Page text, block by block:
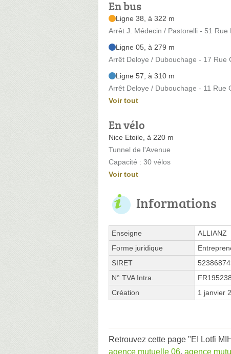
En bus
Ligne 38, à 322 m
Arrêt J. Médecin / Pastorelli - 51 Rue
Ligne 05, à 279 m
Arrêt Deloye / Dubouchage - 17 Rue
Ligne 57, à 310 m
Arrêt Deloye / Dubouchage - 11 Rue
Voir tout
En vélo
Nice Etoile, à 220 m
Tunnel de l'Avenue
Capacité : 30 vélos
Voir tout
Informations
Enseigne
ALLIANZ
Forme juridique
SIRET
N° TVA Intra.
Création
1 janvier
Retrouvez cette page "EI Lotfi
agence mutuelle 06, agence